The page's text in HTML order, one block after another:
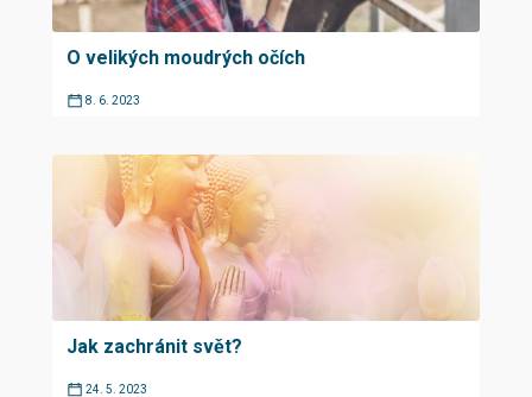
O velikých moudrých očích
8. 6. 2023
Jak zachránit svět?
24. 5. 2023